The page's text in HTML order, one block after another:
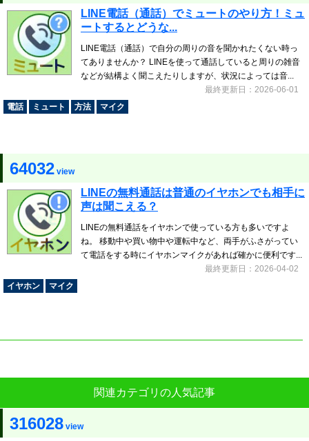
LINE電話（通話）でミュートのやり方！ミュ
ートするとどうな...
LINE電話（通話）で自分の周りの音を聞かれたくない時っ
てありませんか？ LINEを使って通話していると周りの雑音
などが結構よく聞こえたりしますが、状況によっては音...
最終更新日：2026-06-01
電話
ミュート 方法 マイク
64032 view
LINEの無料通話は普通のイヤホンでも相手に
声は聞こえる？
LINEの無料通話をイヤホンで使っている方も多いですよ
ね。 移動中や買い物中や運転中など、両手がふさがってい
て電話をする時にイヤホンマイクがあれば確かに便利です...
最終更新日：2026-04-02
イヤホン
マイク
関連カテゴリの人気記事
316028 view